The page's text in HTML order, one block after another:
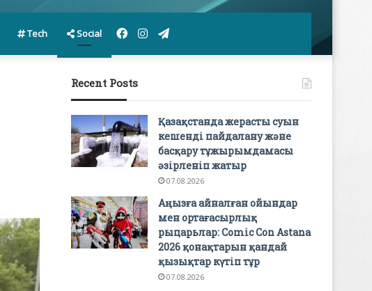
Tech Social Telegram
Instagram
Facebook
Recent Posts
Қазақстанда жерасты суын
кешенді пайдалану және
басқару тұжырымдамасы
әзірленіп жатыр
07.08.2026
Аңызға айналған ойындар
мен ортағасырлық
рыцарьлар: Comic Con Astana
2026 қонақтарын қандай
қызықтар күтіп тұр
07.08.2026